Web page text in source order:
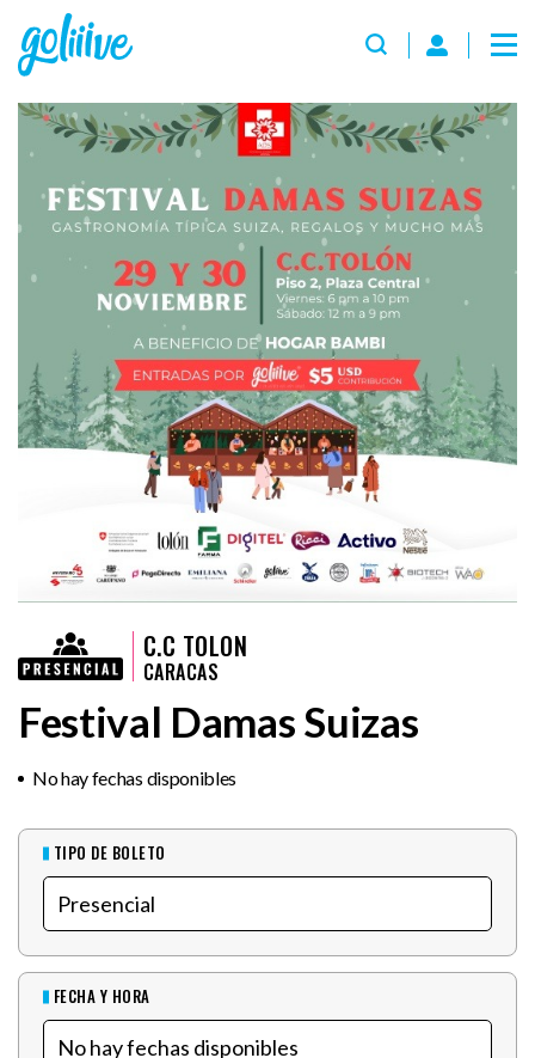
C.C TOLON
CARACAS
Festival Damas Suizas
No hay fechas disponibles
TIPO DE BOLETO
FECHA Y HORA